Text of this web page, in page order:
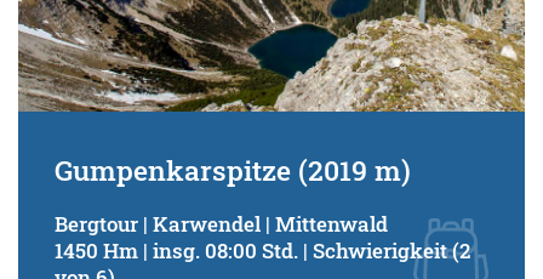
Gumpenkarspitze (2019 m)
Bergtour | Karwendel | Mittenwald
1450 Hm | insg. 08:00 Std. | Schwierigkeit (2